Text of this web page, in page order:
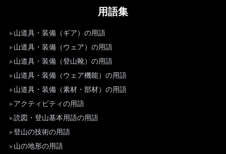
用語集
山道具・装備（ギア）の用語
山道具・装備（ウェア）の用語
山道具・装備（登山靴）の用語
山道具・装備（ウェア機能）の用語
山道具・装備（素材・部材）の用語
アクティビティの用語
読図・登山基本用語の用語
登山の技術の用語
山の地形の用語